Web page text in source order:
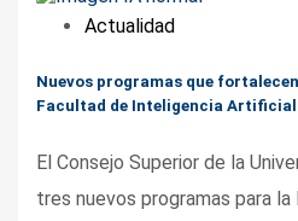
Actualidad
Nuevos programas que
Facultad de Inteligencia Artificial
El Consejo Superior de la
tres nuevos programas para